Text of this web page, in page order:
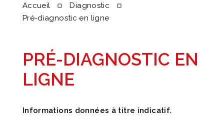
Accueil
Diagnostic
Pré-diagnostic en ligne
PRÉ-DIAGNOSTIC EN
LIGNE
Informations données à titre indicatif.